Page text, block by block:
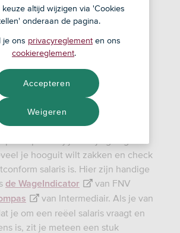
over je salaris in 3
op een rijtje wat je graag wilt
je hooguit wilt zakken en check
salaris is. Hier zijn handige
de WageIndicator
van FNV
van Intermediair. Als je van
je om een reëel salaris vraagt en
is, zit je meteen een stuk
altijd wijzigen via 'Cookies
onderaan de pagina.
je ons privacyreglement en ons
cookiereglement.
Weigeren
Accepteren